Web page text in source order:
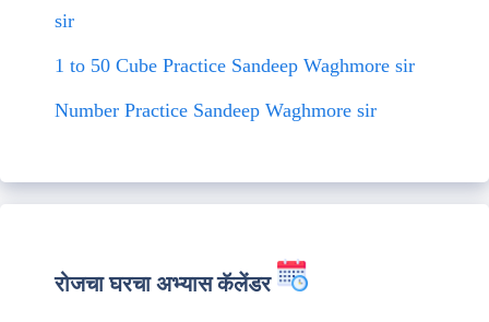
sir
1 to 50 Cube Practice Sandeep Waghmore sir
Number Practice Sandeep Waghmore sir
रोजचा घरचा अभ्यास कॅलेंडर